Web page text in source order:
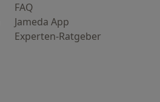
FAQ
Jameda App
Experten-Ratgeber